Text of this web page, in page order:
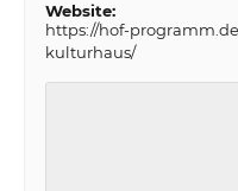
Website:
https://hof-
kulturhaus/